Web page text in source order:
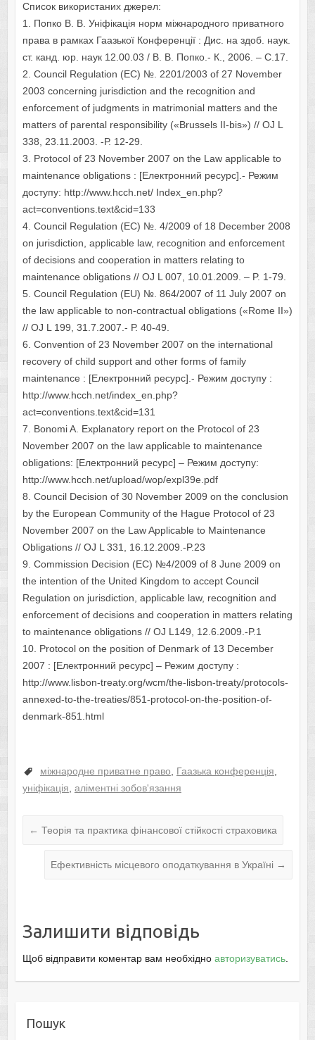
Список використаних джерел:
1. Попко В. В. Уніфікація норм міжнародного приватного
права в рамках Гаазької Конференції : Дис. на здоб. наук.
ст. канд. юр. наук 12.00.03 / В. В. Попко.- К., 2006. – С.17.
2. Council Regulation (EC) №. 2201/2003 of 27 November
2003 concerning jurisdiction and the recognition and
enforcement of judgments in matrimonial matters and the
matters of parental responsibility («Brussels II-bis») // OJ L
338, 23.11.2003. -Р. 12-29.
3. Protocol of 23 November 2007 on the Law applicable to
maintenance obligations : [Електронний ресурс].- Режим
доступу: http://www.hcch.net/ Index_en.php?
act=conventions.text&cid=133
4. Council Regulation (EC) №. 4/2009 of 18 December 2008
on jurisdiction, applicable law, recognition and enforcement
of decisions and cooperation in matters relating to
maintenance obligations // OJ L 007, 10.01.2009. – P. 1-79.
5. Council Regulation (EU) №. 864/2007 of 11 July 2007 on
the law applicable to non-contractual obligations («Rome II»)
// OJ L 199, 31.7.2007.- Р. 40-49.
6. Convention of 23 November 2007 on the international
recovery of сhild support and other forms of family
maintenance : [Електронний ресурс].- Режим доступу :
http://www.hcch.net/index_en.php?
act=conventions.text&cid=131
7. Bonomi A. Explanatory report on the Protocol of 23
November 2007 on the law applicable to maintenance
obligations: [Електронний ресурс] – Режим доступу:
http://www.hcch.net/upload/wop/expl39e.pdf
8. Council Decision of 30 November 2009 on the conclusion
by the European Community of the Hague Protocol of 23
November 2007 on the Law Applicable to Maintenance
Obligations // OJ L 331, 16.12.2009.-P.23
9. Commission Decision (EC) №4/2009 of 8 June 2009 on
the intention of the United Kingdom to accept Council
Regulation on jurisdiction, applicable law, recognition and
enforcement of decisions and cooperation in matters relating
to maintenance obligations // OJ L149, 12.6.2009.-P.1
10. Protocol on the position of Denmark of 13 December
2007 : [Електронний ресурс] – Режим доступу :
http://www.lisbon-treaty.org/wcm/the-lisbon-treaty/protocols-
annexed-to-the-treaties/851-protocol-on-the-position-of-
denmark-851.html
міжнародне приватне право, Гаазька конференція,
уніфікація, аліментні зобов'язання
← Теорія та практика фінансової стійкості страховика
Ефективність місцевого оподаткування в Україні →
Залишити відповідь
Щоб відправити коментар вам необхідно авторизуватись.
Пошук